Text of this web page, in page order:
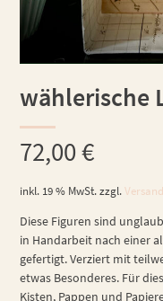
wählerische
72,00€
inkl. 19 % MwSt. zzgl.
Diese Figuren sind
in Handarbeit nach einer
gefertigt. Verziert mit
etwas Besonderes. Für
Kisten, Pappen und